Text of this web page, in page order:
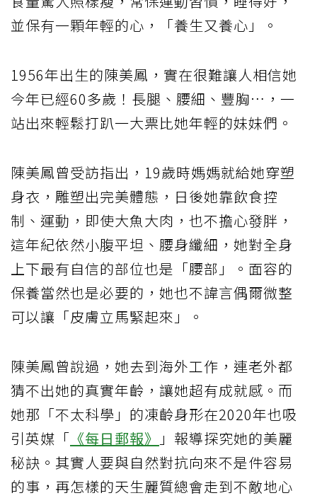
並保有一顆年輕的心，「養生又養心」。
1956年出生的陳美鳳，實在很難讓人相信她
今年已經60多歲！長腿、腰細、豐胸…，一
站出來輕鬆打趴一大票比她年輕的妹妹們。
陳美鳳曾受訪指出，19歲時媽媽就給她穿塑
身衣，雕塑出完美體態，日後她靠飲食控
制、運動，即使大魚大肉，也不擔心發胖，
這年紀依然小腹平坦、腰身纖細，她對全身
上下最有自信的部位也是「腰部」。面容的
保養當然也是必要的，她也不諱言偶爾微整
可以讓「皮膚立馬緊起來」。
陳美鳳曾說過，她去到海外工作，連老外都
猜不出她的真實年齡，讓她超有成就感。而
她那「不太科學」的凍齡身形在2020年也吸
引英媒「 《每日郵報》 」報導探究她的美麗
秘訣。其實人要與自然對抗向來不是件容易
的事，再怎樣的天生麗質總會走到不敵地心